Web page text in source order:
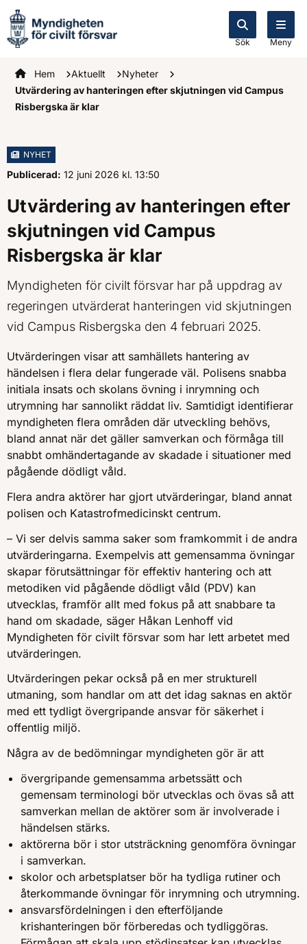
Sök Meny
Startsidan
Hem Aktuellt
Nyheter
Utvärdering av hanteringen efter skjutningen vid Campus
Risbergska är klar
NYHET
Publicerad: 12 juni 2026 kl. , Klockan
13:50
Utvärdering av hanteringen efter
skjutningen vid Campus
Risbergska är klar
Myndigheten för civilt försvar har på uppdrag av
regeringen utvärderat hanteringen vid skjutningen
vid Campus Risbergska den 4 februari 2025.
Utvärderingen visar att samhällets hantering av
händelsen i flera delar fungerade väl. Polisens snabba
initiala insats och skolans övning i inrymning och
utrymning har sannolikt räddat liv. Samtidigt identifierar
myndigheten flera områden där utveckling behövs,
bland annat när det gäller samverkan och förmåga till
snabbt omhändertagande av skadade i situationer med
pågående dödligt våld.
Flera andra aktörer har gjort utvärderingar, bland annat
polisen och Katastrofmedicinskt centrum.
– Vi ser delvis samma saker som framkommit i de andra
utvärderingarna. Exempelvis att gemensamma övningar
skapar förutsättningar för effektiv hantering och att
metodiken vid pågående dödligt våld (PDV) kan
utvecklas, framför allt med fokus på att snabbare ta
hand om skadade, säger Håkan Lenhoff vid
Myndigheten för civilt försvar som har lett arbetet med
utvärderingen.
Utvärderingen pekar också på en mer strukturell
utmaning, som handlar om att det idag saknas en aktör
med ett tydligt övergripande ansvar för säkerhet i
offentlig miljö.
Några av de bedömningar myndigheten gör är att
övergripande gemensamma arbetssätt och
gemensam terminologi bör utvecklas och övas så att
samverkan mellan de aktörer som är involverade i
händelsen stärks.
aktörerna bör i stor utsträckning genomföra övningar
i samverkan.
skolor och arbetsplatser bör ha tydliga rutiner och
återkommande övningar för inrymning och utrymning.
ansvarsfördelningen i den efterföljande
krishanteringen bör förberedas och tydliggöras.